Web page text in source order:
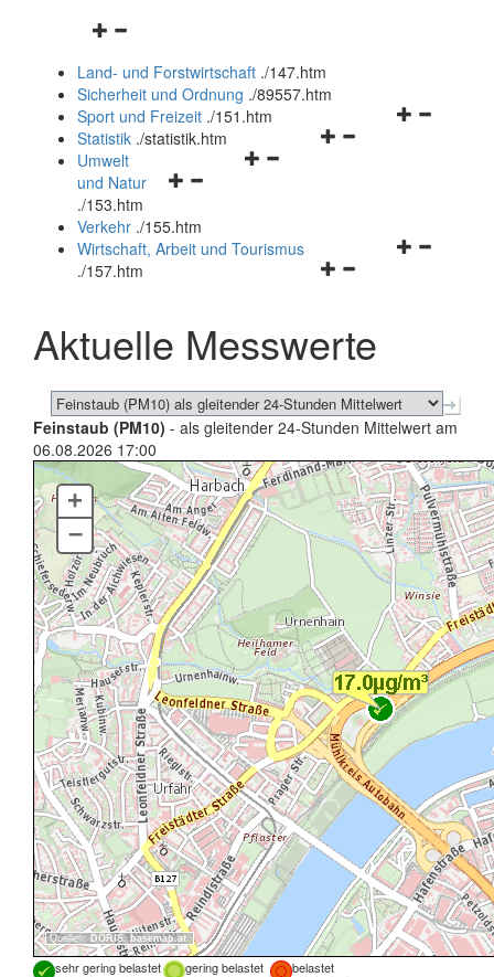
Navigationsmenü
und
schließen
Land- und Forstwirtschaft ./147.htm
Sicherheit und Ordnung ./89557.htm
Navigationsmenü
Sport und Freizeit ./151.htm
Navigationsmenü
Statistik ./statistik.htm
Navigationsmenü
und
schließen
Umwelt
und Natur
./153.htm
Verkehr ./155.htm
Navigationsmenü
schließen
Wirtschaft, Arbeit und Tourismus
./157.htm
Aktuelle Messwerte
Feinstaub (PM10) - als gleitender 24-Stunden Mittelwert am
06.08.2026 17:00
Quellen: DORIS,basemap.at
+
–
sehr gering belastet gering belastet
belastet